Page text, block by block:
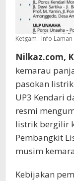
Ketgam : Info
Nilkaz.com,
kemarau
pasokan listrik
UP3 Kendari
resmi
listrik bergilir
Pembangkit
musim
Kebijakan